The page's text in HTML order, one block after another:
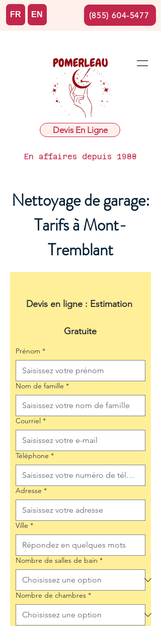
Devis En Ligne
En affaires depuis 1988
FR EN (855) 604-5477
Nettoyage de garage:
Tarifs à Mont-
Tremblant
Devis en ligne : Estimation
Gratuite
Prénom *
Nom de famille *
Courriel *
Téléphone *
Adresse *
Ville *
Nombre de salles de bain *
Nombre de chambres *